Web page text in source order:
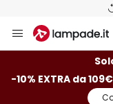
Salta
al
-10% EXTRA da